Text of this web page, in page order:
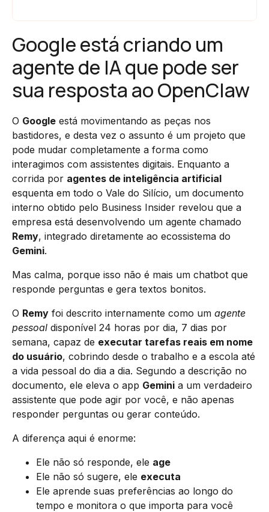
Google está criando um
agente de IA que pode ser
sua resposta ao OpenClaw
O Google está movimentando as peças nos
bastidores, e desta vez o assunto é um projeto que
pode mudar completamente a forma como
interagimos com assistentes digitais. Enquanto a
corrida por agentes de inteligência artificial
esquenta em todo o Vale do Silício, um documento
interno obtido pelo Business Insider revelou que a
empresa está desenvolvendo um agente chamado
Remy, integrado diretamente ao ecossistema do
Gemini.
Mas calma, porque isso não é mais um chatbot que
responde perguntas e gera textos bonitos.
O Remy foi descrito internamente como um agente
pessoal disponível 24 horas por dia, 7 dias por
semana, capaz de executar tarefas reais em nome
do usuário, cobrindo desde o trabalho e a escola até
a vida pessoal do dia a dia. Segundo a descrição no
documento, ele eleva o app Gemini a um verdadeiro
assistente que pode agir por você, e não apenas
responder perguntas ou gerar conteúdo.
A diferença aqui é enorme:
Ele não só responde, ele age
Ele não só sugere, ele executa
Ele aprende suas preferências ao longo do
tempo e monitora o que importa para você